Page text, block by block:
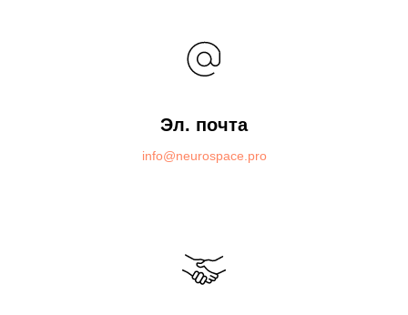
Эл. почта
info@neurospace.pro